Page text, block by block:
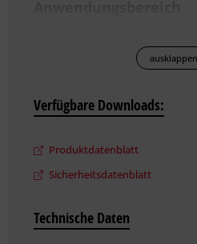
Solnhofener Platten, Travertin,
Glasmosaik. An Wand und
Verarbeitung
5 Minuten nochmals
Wasser reinigen.
ausklappen
Verfügbare Downloads:
Produktdatenblatt
Sicherheitsdatenblatt
Technische Daten